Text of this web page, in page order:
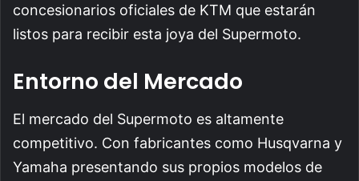
concesionarios oficiales de KTM que estarán
listos para recibir esta joya del Supermoto.
Entorno del Mercado
El mercado del Supermoto es altamente
competitivo. Con fabricantes como Husqvarna y
Yamaha presentando sus propios modelos de